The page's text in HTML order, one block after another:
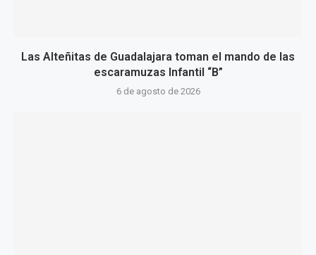
Las Alteñitas de Guadalajara toman el mando de las
escaramuzas Infantil “B”
6 de agosto de 2026